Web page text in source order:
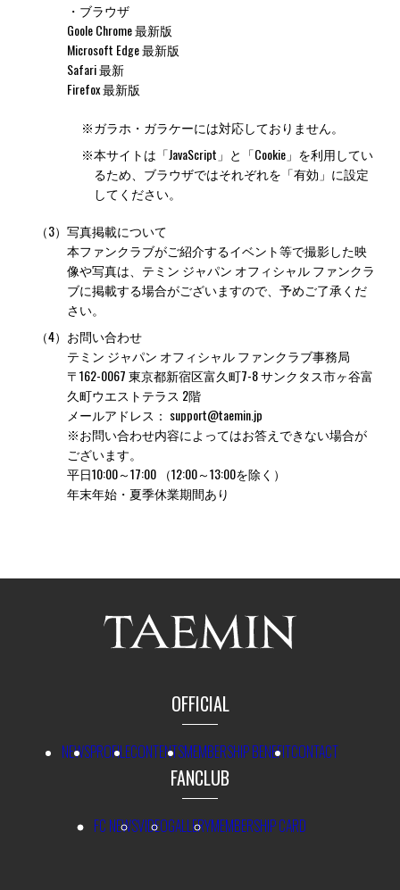
・ブラウザ
Goole Chrome 最新版
Microsoft Edge 最新版
Safari 最新
Firefox 最新版
※ガラホ・ガラケーには対応しておりません。
※本サイトは「JavaScript」と「Cookie」を利用してい
るため、ブラウザではそれぞれを「有効」に設定
してください。
（3） 写真掲載について
本ファンクラブがご紹介するイベント等で撮影した映
像や写真は、テミン ジャパン オフィシャル ファンクラ
ブに掲載する場合がございますので、予めご了承くだ
さい。
（4） お問い合わせ
テミン ジャパン オフィシャル ファンクラブ事務局
〒162-0067 東京都新宿区富久町7-8 サンクタス市ヶ谷富
久町ウエストテラス 2階
メールアドレス： support@taemin.jp
※お問い合わせ内容によってはお答えできない場合が
ございます。
平日10:00～17:00 （12:00～13:00を除く）
年末年始・夏季休業期間あり
OFFICIAL
NEWSPROFILECONTENTSMEMBERSHIP BENEFITCONTACT
FANCLUB
FC NEWSVIDEOGALLERYMEMBERSHIP CARD